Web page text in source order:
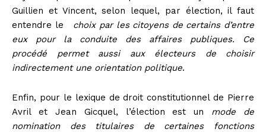
Guillien et Vincent, selon lequel, par élection, il faut
entendre le choix par les citoyens de certains d’entre
eux pour la conduite des affaires publiques. Ce
procédé permet aussi aux électeurs de choisir
indirectement une orientation politique.
Enfin, pour le lexique de droit constitutionnelde Pierre
Avril et Jean Gicquel, l’élection est un mode de
nomination des titulaires de certaines fonctions